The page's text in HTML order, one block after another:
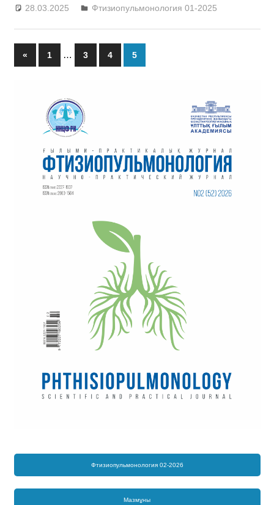
28.03.2025 admin
Фтизиопульмонология 01-2025
Жазбалар
« Previous
Posts
1 … 3 4 5
Фтизиопульмонология 02-2026
Мазмұны